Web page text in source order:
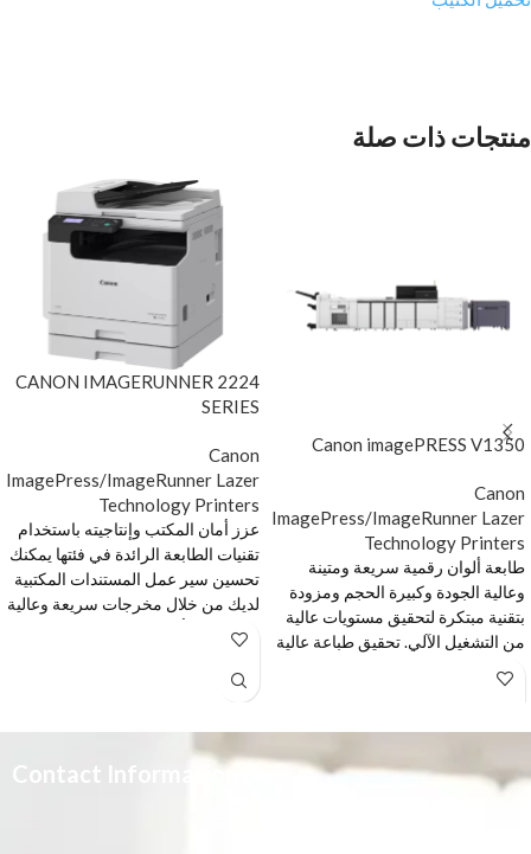
منتجات ذات صلة
Canon imagePRESS V1350
Canon
ImagePress/ImageRunner Lazer
Technology Printers
طابعة ألوان رقمية سريعة ومتينة
وعالية الجودة وكبيرة الحجم ومزودة
بتقنية مبتكرة لتحقيق مستويات عالية
من التشغيل الآلي. تحقيق طباعة عالية
من خلال الطباعة بكميات كبيرة
الخاصة بك وتلبية احتياجات الطباعة
المتنوعة باستخدام التكنولوجيا
CANON IMAGERUNNER 2224
SERIES
Canon
ImagePress/ImageRunner Lazer
Technology Printers
عزز أمان المكتب وإنتاجيته باستخدام
تقنيات الطابعة الرائدة في فئتها يمكنك
تحسين سير عمل المستندات المكتبية
لديك من خلال مخرجات سريعة وعالية
الجودة من أجهزة صغيرة الحجم
وبأسعار معقولة، ومصممة لتوفير
كفاءة الأعمال في أي بيئة مكتبية. أمان
3600 لأجهزتك وبياناتك وشبكتك راحة
البال الكاملة. وتحسين الإنتاجية عزز
أداء أعمالك من خلال المخرجات
Contact Information